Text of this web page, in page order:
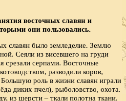
восточных славян и
они пользовались.
славян было земледелие. Землю
Сеяли из висевшего на груди
срезали серпами. Восточные
разводили коров,
роль в жизни славян играли
диких пчел), рыболовство, охота.
из шерсти – ткали полотна ткани.